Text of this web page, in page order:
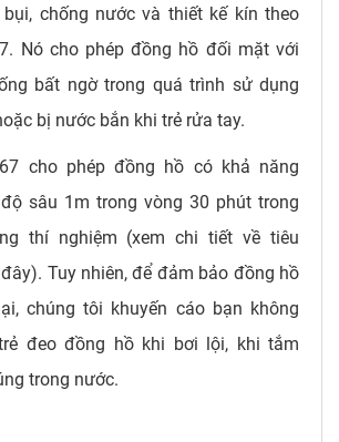
chống nước và thiết kế kín theo
Nó cho phép đồng hồ đối mặt với
bất ngờ trong quá trình sử dụng
bị nước bắn khi trẻ rửa tay.
cho phép đồng hồ có khả năng
sâu 1m trong vòng 30 phút trong
thí nghiệm (xem chi tiết về tiêu
Tuy nhiên, để đảm bảo đồng hồ
chúng tôi khuyến cáo bạn không
đeo đồng hồ khi bơi lội, khi tắm
trong nước.